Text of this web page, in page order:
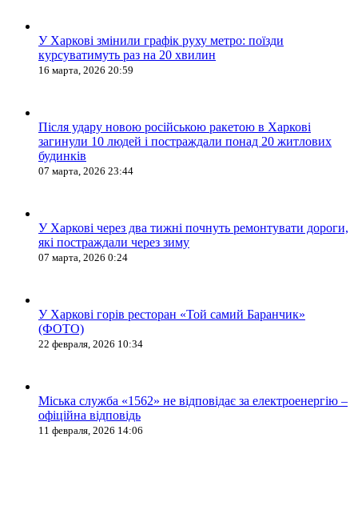
У Харкові змінили графік руху метро: поїзди
курсуватимуть раз на 20 хвилин
16 марта, 2026 20:59
Після удару новою російською ракетою в Харкові
загинули 10 людей і постраждали понад 20 житлових
будинків
07 марта, 2026 23:44
У Харкові через два тижні почнуть ремонтувати дороги,
які постраждали через зиму
07 марта, 2026 0:24
У Харкові горів ресторан «Той самий Баранчик»
(ФОТО)
22 февраля, 2026 10:34
Міська служба «1562» не відповідає за електроенергію –
офіційна відповідь
11 февраля, 2026 14:06